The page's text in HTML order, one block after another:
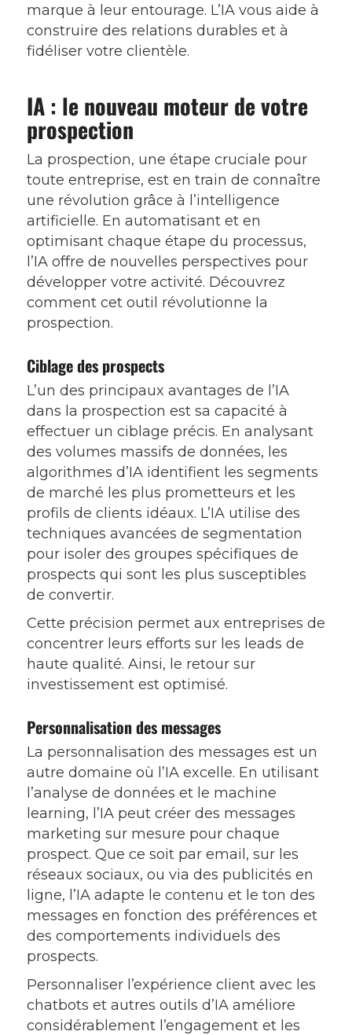
marque à leur entourage. L’IA vous aide à
construire des relations durables et à
fidéliser votre clientèle.
IA : le nouveau moteur de votre
prospection
La prospection, une étape cruciale pour
toute entreprise, est en train de connaître
une révolution grâce à l’intelligence
artificielle. En automatisant et en
optimisant chaque étape du processus,
l’IA offre de nouvelles perspectives pour
développer votre activité. Découvrez
comment cet outil révolutionne la
prospection.
Ciblage des prospects
L’un des principaux avantages de l’IA
dans la prospection est sa capacité à
effectuer un ciblage précis. En analysant
des volumes massifs de données, les
algorithmes d’IA identifient les segments
de marché les plus prometteurs et les
profils de clients idéaux. L’IA utilise des
techniques avancées de segmentation
pour isoler des groupes spécifiques de
prospects qui sont les plus susceptibles
de convertir.
Cette précision permet aux entreprises de
concentrer leurs efforts sur les leads de
haute qualité. Ainsi, le retour sur
investissement est optimisé.
Personnalisation des messages
La personnalisation des messages est un
autre domaine où l’IA excelle. En utilisant
l’analyse de données et le machine
learning, l’IA peut créer des messages
marketing sur mesure pour chaque
prospect. Que ce soit par email, sur les
réseaux sociaux, ou via des publicités en
ligne, l’IA adapte le contenu et le ton des
messages en fonction des préférences et
des comportements individuels des
prospects.
Personnaliser l’expérience client avec les
chatbots et autres outils d’IA améliore
considérablement l’engagement et les